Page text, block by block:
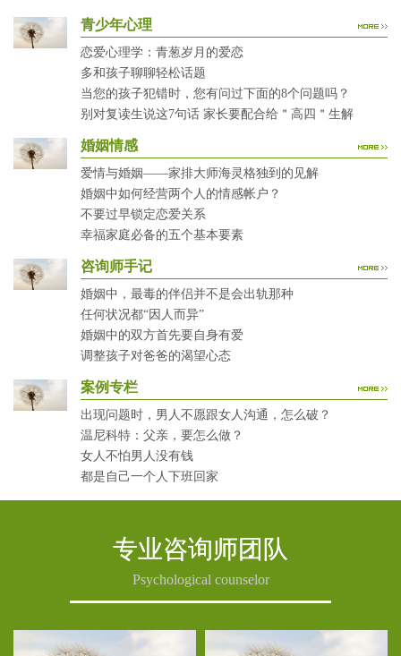
青少年心理
恋爱心理学：青葱岁月的爱恋
多和孩子聊聊轻松话题
当您的孩子犯错时，您有问过下面的8个问题吗？
别对复读生说这7句话 家长要配合给＂高四＂生解
婚姻情感
爱情与婚姻——家排大师海灵格独到的见解
婚姻中如何经营两个人的情感帐户？
不要过早锁定恋爱关系
幸福家庭必备的五个基本要素
咨询师手记
婚姻中，最毒的伴侣并不是会出轨那种
任何状况都“因人而异”
婚姻中的双方首先要自身有爱
调整孩子对爸爸的渴望心态
案例专栏
出现问题时，男人不愿跟女人沟通，怎么破？
温尼科特：父亲，要怎么做？
女人不怕男人没有钱
都是自己一个人下班回家
专业咨询师团队
Psychological counselor
Previous